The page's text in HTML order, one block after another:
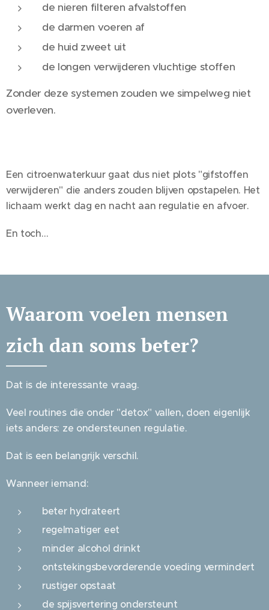
de nieren filteren afvalstoffen
de darmen voeren af
de huid zweet uit
de longen verwijderen vluchtige stoffen
Zonder deze systemen zouden we simpelweg niet
overleven.
Een citroenwaterkuur gaat dus niet plots "gifstoffen
verwijderen" die anders zouden blijven opstapelen. Het
lichaam werkt dag en nacht aan regulatie en afvoer.
En toch…
Waarom voelen mensen
zich dan soms beter?
Dat is de interessante vraag.
Veel routines die onder "detox" vallen, doen eigenlijk
iets anders: ze ondersteunen regulatie.
Dat is een belangrijk verschil.
Wanneer iemand:
beter hydrateert
regelmatiger eet
minder alcohol drinkt
ontstekingsbevorderende voeding vermindert
rustiger opstaat
de spijsvertering ondersteunt